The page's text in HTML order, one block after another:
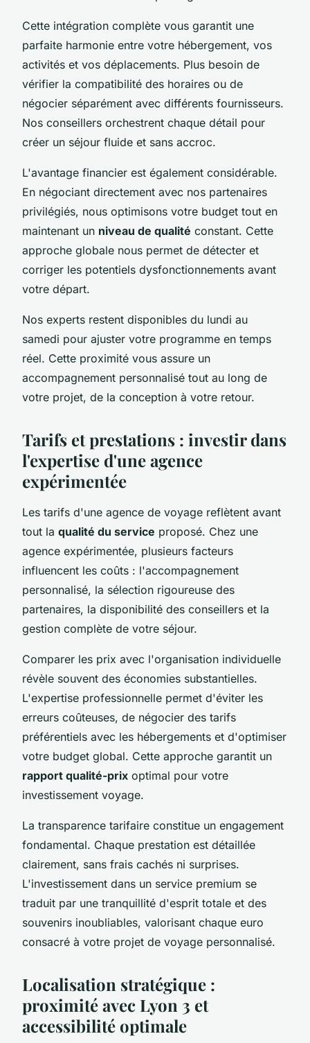
Cette intégration complète vous garantit une
parfaite harmonie entre votre hébergement, vos
activités et vos déplacements. Plus besoin de
vérifier la compatibilité des horaires ou de
négocier séparément avec différents fournisseurs.
Nos conseillers orchestrent chaque détail pour
créer un séjour fluide et sans accroc.
L'avantage financier est également considérable.
En négociant directement avec nos partenaires
privilégiés, nous optimisons votre budget tout en
maintenant un niveau de qualité constant. Cette
approche globale nous permet de détecter et
corriger les potentiels dysfonctionnements avant
votre départ.
Nos experts restent disponibles du lundi au
samedi pour ajuster votre programme en temps
réel. Cette proximité vous assure un
accompagnement personnalisé tout au long de
votre projet, de la conception à votre retour.
Tarifs et prestations : investir dans
l'expertise d'une agence
expérimentée
Les tarifs d'une agence de voyage reflètent avant
tout la qualité du service proposé. Chez une
agence expérimentée, plusieurs facteurs
influencent les coûts : l'accompagnement
personnalisé, la sélection rigoureuse des
partenaires, la disponibilité des conseillers et la
gestion complète de votre séjour.
Comparer les prix avec l'organisation individuelle
révèle souvent des économies substantielles.
L'expertise professionnelle permet d'éviter les
erreurs coûteuses, de négocier des tarifs
préférentiels avec les hébergements et d'optimiser
votre budget global. Cette approche garantit un
rapport qualité-prix optimal pour votre
investissement voyage.
La transparence tarifaire constitue un engagement
fondamental. Chaque prestation est détaillée
clairement, sans frais cachés ni surprises.
L'investissement dans un service premium se
traduit par une tranquillité d'esprit totale et des
souvenirs inoubliables, valorisant chaque euro
consacré à votre projet de voyage personnalisé.
Localisation stratégique :
proximité avec Lyon 3 et
accessibilité optimale